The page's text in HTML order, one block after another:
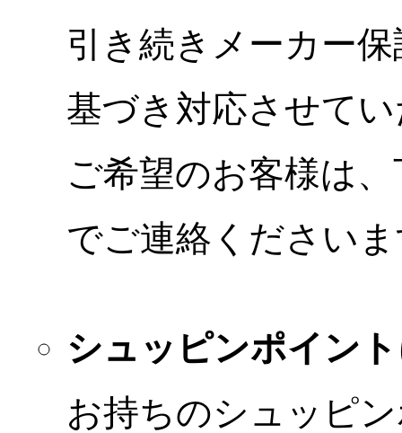
引き続きメーカー
基づき対応させて
ご希望のお客様は
でご連絡ください
シュッピンポイン
お持ちのシュッピ